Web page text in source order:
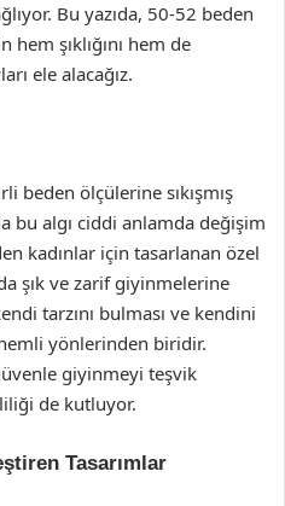
Bu yazıda, 50-52 beden
şıklığını hem de
ele alacağız.
beden ölçülerine sıkışmış
bu algı ciddi anlamda değişim
kadınlar için tasarlanan özel
şık ve zarif giyinmelerine
tarzını bulması ve kendini
yönlerinden biridir.
giyinmeyi teşvik
de kutluyor.
Tasarımlar